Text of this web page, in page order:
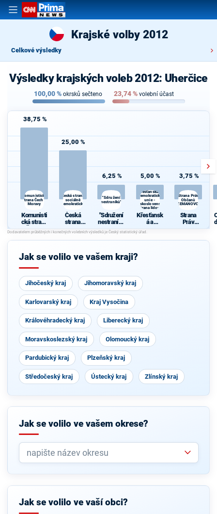
Krajské volby 2012
Celkové výsledky
Výsledky krajských voleb 2012: Uherčice
100,00% okrsků sečteno 23,74% volební účast
38,75 %
Komunistická
strana Čech a
Moravy
Komunisti
cká strana
Čech a
Moravy
25,00 %
Česká strana
sociálně
demokratická
Česká
strana
sociálně
demokrati
cká
6,25 %
"Sdružení
nestraníků"
"Sdružení
nestraníků
5,00 %
Křesťanská a
demokratická
unie -
Československá
strana lidová
Křesťansk
á a
demokrati
cká unie -
Českoslov
3,75 %
Strana Práv
Občanů
ZEMANOVCI
Strana
Práv
Občanů
VCI
Jak se volilo ve vašem kraji?
Jihočeský kraj Jihomoravský kraj
Karlovarský kraj Kraj Vysočina
Královéhradecký kraj Liberecký kraj
Moravskoslezský kraj Olomoucký kraj
Pardubický kraj Plzeňský kraj
Středočeský kraj Ústecký kraj Zlínský kraj
Jak se volilo ve vašem okrese?
Jak se volilo ve vaší obci?